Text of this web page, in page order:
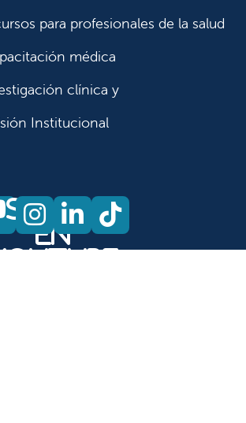
para profesionales de la salud
médica
clínica y
Institucional
en Xen Facebook
Síganos
en
Síganos en
Síganos en
Síganos